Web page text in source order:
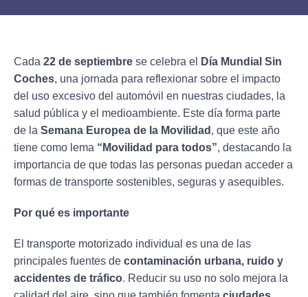
Cada 22 de septiembre se celebra el
Día Mundial Sin
Coches, una jornada para reflexionar sobre el impacto
del uso excesivo del automóvil en nuestras ciudades, la
salud pública y el medioambiente. Este día forma parte
de la Semana Europea de la Movilidad , que este año
tiene como lema “Movilidad para todos”, destacando la
importancia de que todas las personas puedan acceder a
formas de transporte sostenibles, seguras y asequibles.
Por qué es importante
El transporte motorizado individual es una de las
principales fuentes de contaminación urbana, ruido y
accidentes de tráfico. Reducir su uso no solo mejora la